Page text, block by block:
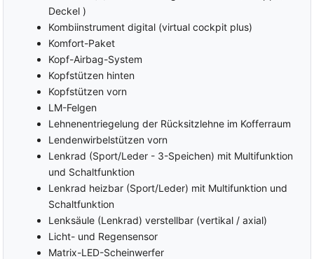
Deckel )
Kombiinstrument digital (virtual cockpit plus)
Komfort-Paket
Kopf-Airbag-System
Kopfstützen hinten
Kopfstützen vorn
LM-Felgen
Lehnenentriegelung der Rücksitzlehne im Kofferraum
Lendenwirbelstützen vorn
Lenkrad (Sport/Leder - 3-Speichen) mit Multifunktion
und Schaltfunktion
Lenkrad heizbar (Sport/Leder) mit Multifunktion und
Schaltfunktion
Lenksäule (Lenkrad) verstellbar (vertikal / axial)
Licht- und Regensensor
Matrix-LED-Scheinwerfer